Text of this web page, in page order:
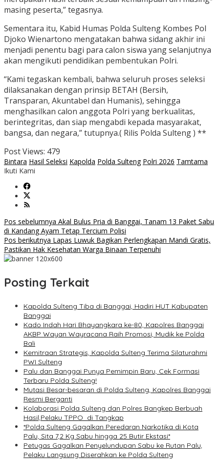
masing peserta,” tegasnya.
Sementara itu, Kabid Humas Polda Sulteng Kombes Pol
Djoko Wienartono mengatakan bahwa sidang akhir ini
menjadi penentu bagi para calon siswa yang selanjutnya
akan mengikuti pendidikan pembentukan Polri.
“Kami tegaskan kembali, bahwa seluruh proses seleksi
dilaksanakan dengan prinsip BETAH (Bersih,
Transparan, Akuntabel dan Humanis), sehingga
menghasilkan calon anggota Polri yang berkualitas,
berintegritas, dan siap mengabdi kepada masyarakat,
bangsa, dan negara,” tutupnya.( Rilis Polda Sulteng ) **
Post Views: 479
Bintara Hasil Seleksi Kapolda Polda Sulteng Polri 2026 Tamtama
Ikuti Kami
Navigasi
pos
Pos sebelumnya Akal Bulus Pria di Banggai, Tanam 13 Paket Sabu
di Kandang Ayam Tetap Tercium Polisi
Pos berikutnya Lapas Luwuk Bagikan Perlengkapan Mandi Gratis,
Pastikan Hak Kesehatan Warga Binaan Terpenuhi
Posting Terkait
Kapolda Sulteng Tiba di Banggai, Hadiri HUT Kabupaten
Banggai
Kado Indah Hari Bhayangkara ke-80, Kapolres Banggai
AKBP Wayan Wayracana Raih Promosi, Mudik ke Polda
Bali
Kemitraan Strategis, Kapolda Sulteng Terima Silaturahmi
PWI Sulteng
Palu dan Banggai Punya Pemimpin Baru, Cek Formasi
Terbaru Polda Sulteng!
Mutasi Besar-besaran di Polda Sulteng, Kapolres Banggai
Resmi Berganti
Kolaborasi Polda Sulteng dan Polres Bangkep Berbuah
Hasil,Pelaku TPPO di Tangkap
*Polda Sulteng Gagalkan Peredaran Narkotika di Kota
Palu, Sita 7,2 Kg Sabu hingga 25 Butir Ekstasi*
Petugas Gagalkan Penyelundupan Sabu ke Rutan Palu,
Pelaku Langsung Diserahkan ke Polda Sulteng